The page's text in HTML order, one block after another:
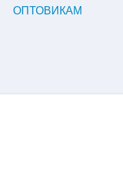
ОПТОВИКАМ